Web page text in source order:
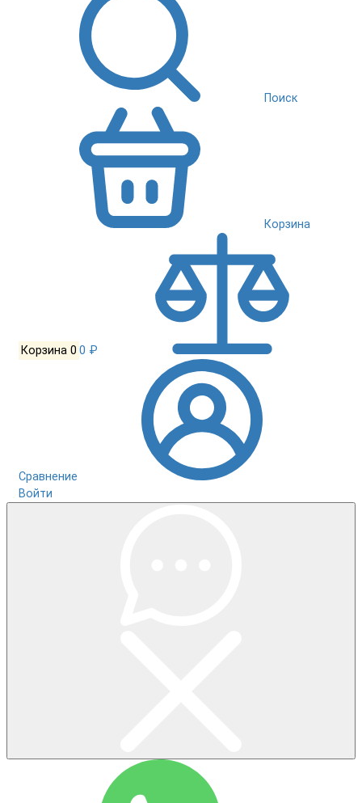
Поиск
Корзина
Корзина 0 0 ₽
Сравнение
Войти